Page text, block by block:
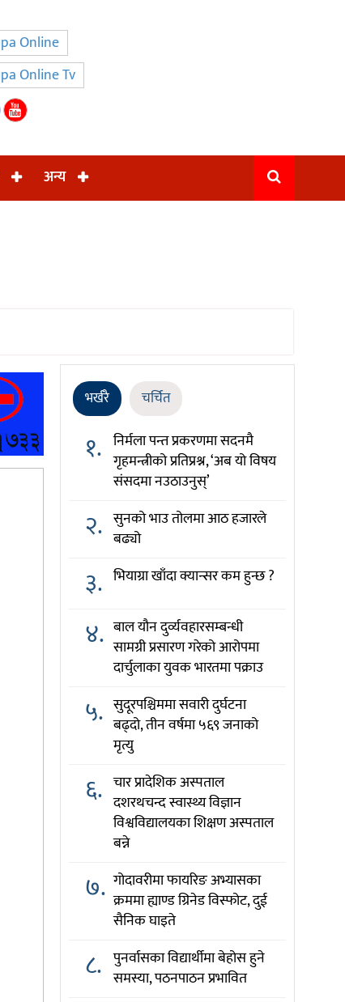
Online
Online Tv
अन्य
भर्खरै चर्चित
१. निर्मला पन्त प्रकरणमा सदनमै
गृहमन्त्रीको प्रतिप्रश्न, ‘अब यो विषय
संसदमा नउठाउनुस्’
२. सुनको भाउ तोलमा आठ हजारले
बढ्यो
३. भियाग्रा खाँदा क्यान्सर कम हुन्छ ?
४. बाल यौन दुर्व्यवहारसम्बन्धी
सामग्री प्रसारण गरेको आरोपमा
दार्चुलाका युवक भारतमा पक्राउ
५. सुदूरपश्चिममा सवारी दुर्घटना
बढ्दो, तीन वर्षमा ५६९ जनाको
मृत्यु
६. चार प्रादेशिक अस्पताल
दशरथचन्द स्वास्थ्य विज्ञान
विश्वविद्यालयका शिक्षण अस्पताल
बन्ने
७. गोदावरीमा फायरिङ अभ्यासका
क्रममा ह्याण्ड ग्रिनेड विस्फोट, दुई
सैनिक घाइते
८. पुनर्वासका विद्यार्थीमा बेहोस हुने
समस्या, पठनपाठन प्रभावित